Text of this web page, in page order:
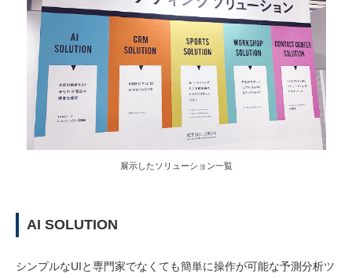
展示したソリューション一覧
AI SOLUTION
シンプルなUIと専門家でなくても簡単に操作が可能な予測分析ツ